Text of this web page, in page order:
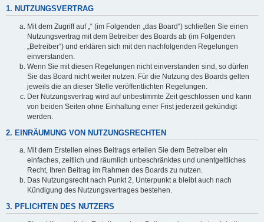
1. NUTZUNGSVERTRAG
Mit dem Zugriff auf „“ (im Folgenden „das Board“) schließen Sie einen
Nutzungsvertrag mit dem Betreiber des Boards ab (im Folgenden
„Betreiber“) und erklären sich mit den nachfolgenden Regelungen
einverstanden.
Wenn Sie mit diesen Regelungen nicht einverstanden sind, so dürfen
Sie das Board nicht weiter nutzen. Für die Nutzung des Boards gelten
jeweils die an dieser Stelle veröffentlichten Regelungen.
Der Nutzungsvertrag wird auf unbestimmte Zeit geschlossen und kann
von beiden Seiten ohne Einhaltung einer Frist jederzeit gekündigt
werden.
2. EINRÄUMUNG VON NUTZUNGSRECHTEN
Mit dem Erstellen eines Beitrags erteilen Sie dem Betreiber ein
einfaches, zeitlich und räumlich unbeschränktes und unentgeltliches
Recht, Ihren Beitrag im Rahmen des Boards zu nutzen.
Das Nutzungsrecht nach Punkt 2, Unterpunkt a bleibt auch nach
Kündigung des Nutzungsvertrages bestehen.
3. PFLICHTEN DES NUTZERS